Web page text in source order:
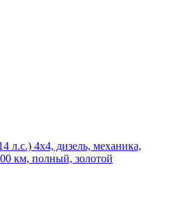
л.с.) 4x4, дизель, механика,
км, полный, золотой